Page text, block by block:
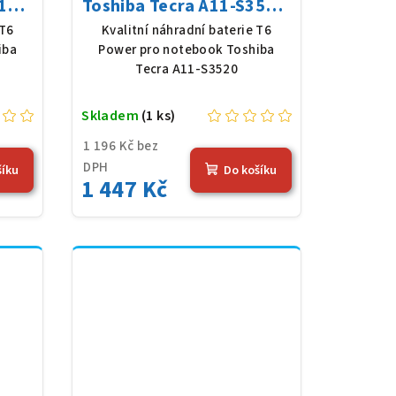
Toshiba Tecra A11-S3520,
Li-Ion, 10,8 V, 5200 mAh
(56 Wh), černá
Kvalitní náhradní baterie T6
Power pro notebook Toshiba
Tecra A11-S3520
1 196 Kč bez
DPH
1 447 Kč
Skladem (1 ks)
Do košíku